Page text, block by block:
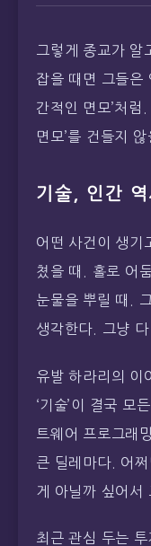
그렇게 종교가 알
잡을 때면 그들은
간적인 면모’처럼
면모’를 건들지 않
기술, 인간
어떤 사건이 생기
쳤을 때. 홀로 어
눈물을 뿌릴 때.
생각한다. 그냥 다
유발 하라리의 이
‘기술’이 결국 모
트웨어 프로그래
큰 딜레마다. 어쩌
게 아닐까 싶어서
최근 관심 두는